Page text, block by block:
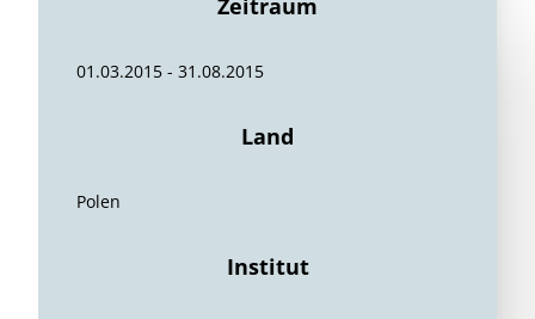
Zeitraum
01.03.2015 - 31.08.2015
Land
Polen
Institut